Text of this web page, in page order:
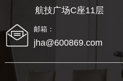
航技广场C座11层
邮箱：
jha@600869.com